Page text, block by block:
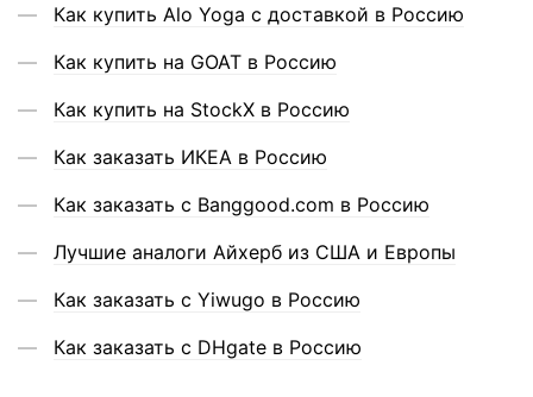
Как купить Alo Yoga с доставкой в Россию
Как купить на GOAT в Россию
Как купить на StockX в Россию
Как заказать ИКЕА в Россию
Как заказать с Banggood.com в Россию
Лучшие аналоги Айхерб из США и Европы
Как заказать с Yiwugo в Россию
Как заказать с DHgate в Россию